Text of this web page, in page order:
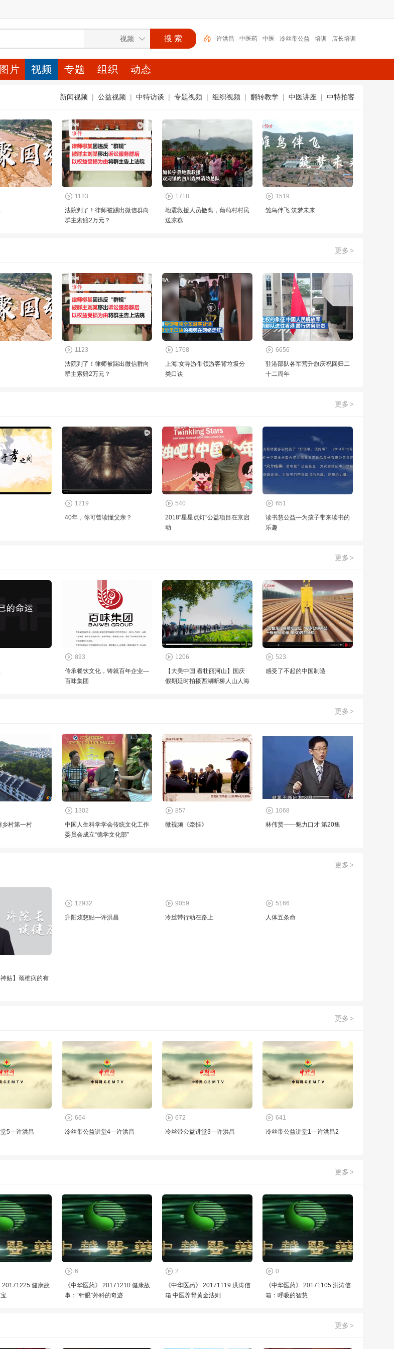
许洪昌 中医药 中医 冷丝带公益 培训 店长培训
翻转教学 新享买 健康 新闻视频
图片 视频 专题 组织 动态
新闻视频 | 公益视频 | 中特访谈 | 专题视频 | 组织视频 | 翻转教学 | 中医讲座 | 中特拍客
1123
法院判了！律师被踢出微信群向
群主索赔2万元？
1718
地震救援人员撤离，葡萄村村民
送凉糕
1519
雏鸟伴飞 筑梦未来
更多 >
1123
法院判了！律师被踢出微信群向
群主索赔2万元？
1768
上海:女导游带领游客背垃圾分
类口诀
6656
驻港部队各军营升旗庆祝回归二
十二周年
更多 >
1219
40年，你可曾读懂父亲？
540
2018“星星点灯”公益项目在京启
动
651
读书慧公益—为孩子带来读书的
乐趣
更多 >
893
传承餐饮文化，铸就百年企业—
百味集团
1206
【大美中国 看壮丽河山】国庆
假期延时拍摄西湖断桥人山人海
523
感受了不起的中国制造
更多 >
乡村第一村
1302
中国人生科学学会传统文化工作
委员会成立“德学文化部”
857
微视频《牵挂》
1068
林伟贤——魅力口才 第20集
更多 >
神贴】颈椎病的有
12932
升阳炫慈贴—许洪昌
9059
冷丝带行动在路上
5166
人体五条命
更多 >
堂5—许洪昌
664
冷丝带公益讲堂4—许洪昌
672
冷丝带公益讲堂3—许洪昌
641
冷丝带公益讲堂1—许洪昌2
更多 >
20171225 健康故
6
《中华医药》 20171210 健康故
事：“针眼”外科的奇迹
2
《中华医药》 20171119 洪涛信
箱 中医养肾黄金法则
0
《中华医药》 20171105 洪涛信
箱：呼吸的智慧
更多 >